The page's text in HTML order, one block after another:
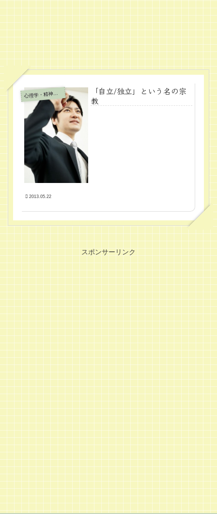
心
理学・精神医学
「自立/独立」という名の宗
教
2013.05.22
スポンサーリンク